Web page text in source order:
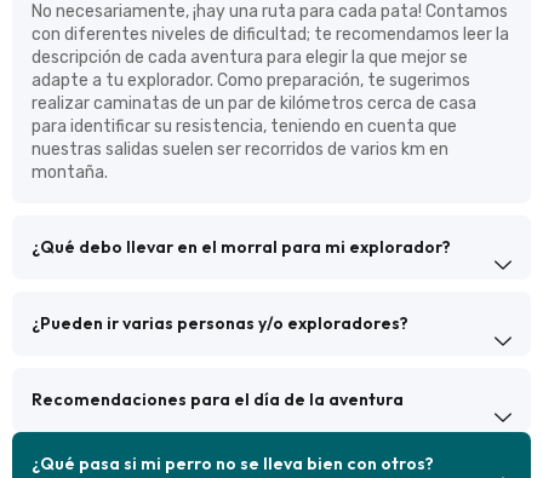
No necesariamente, ¡hay una ruta para cada pata! Contamos
con diferentes niveles de dificultad; te recomendamos leer la
descripción de cada aventura para elegir la que mejor se
adapte a tu explorador. Como preparación, te sugerimos
realizar caminatas de un par de kilómetros cerca de casa
para identificar su resistencia, teniendo en cuenta que
nuestras salidas suelen ser recorridos de varios km en
montaña.
¿Qué debo llevar en el morral para mi explorador?
¿Pueden ir varias personas y/o exploradores?
Recomendaciones para el día de la aventura
¿Qué pasa si mi perro no se lleva bien con otros?